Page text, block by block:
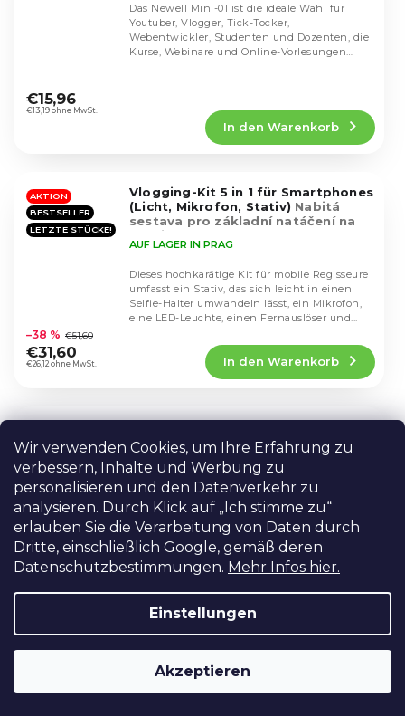
Wir verwenden Cookies, um Ihre Erfahrung zu
verbessern, Inhalte und Werbung zu
personalisieren und den Datenverkehr zu
analysieren. Durch Klick auf „Ich stimme zu“
erlauben Sie die Verarbeitung von Daten durch
Dritte, einschließlich Google, gemäß deren
Datenschutzbestimmungen. Mehr Infos hier.
Einstellungen
Akzeptieren
durchschnittliche
Produktbewertung
Sternen.
€13,19 ohne MwSt.
€15,96
In den Warenkorb
Das Newell Mini-01 ist die ideale Wahl für
Youtuber, Vlogger, Tick-Tocker,
Webentwickler, Studenten und Dozenten, die
Kurse, Webinare und Online-Vorlesungen
AKTION
BESTSELLER
LETZTE STÜCKE!
Vlogging-Kit 5 in 1 für Smartphones
(Licht, Mikrofon, Stativ) Nabitá
sestava pro základní natáčení na
mobil
durchschnittliche
Produktbewertung
ist
5
AUF LAGER IN PRAG
€26,12 ohne MwSt.
–38 % €51,60
€31,60
In den Warenkorb
Dieses hochkarätige Kit für mobile Regisseure
umfasst ein Stativ, das sich leicht in einen
Selfie-Halter umwandeln lässt, ein Mikrofon,
eine LED-Leuchte, einen Fernauslöser und...
LETZTE STÜCKE!
Halter zur Verwendung auf einem
Stativ
Die
durchschnittliche
ist
von
5
AUF LAGER IN PRAG
–65 % €51,60
In den Warenkorb
Teleskopische Halterung für Smartphone und
Tablet. Gummischutz gegen Herausfallen.
Spannweite 6,7cm bis 22,5cm.
Mobiltelefon bis 100 mm
AUF LAGER IN PRAG